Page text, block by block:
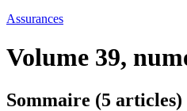
Assurances
Volume 39,
Sommaire (5 articles)